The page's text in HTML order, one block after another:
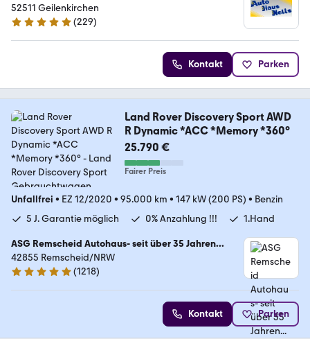
52511 Geilenkirchen
4.9 Sterne
(229)
Kontakt Parken
Land Rover Discovery Sport AWD
R Dynamic *ACC *Memory *360°
25.790 €
Fairer Preis
Unfallfrei • EZ 12/2020 • 95.000 km • 147 kW (200 PS) • Benzin
5 J. Garantie möglich
0% Anzahlung !!! 1.Hand
ASG Remscheid Autohaus- seit über 35 Jahren...
42855 Remscheid/NRW
4.8 Sterne
(1218)
Kontakt Parken